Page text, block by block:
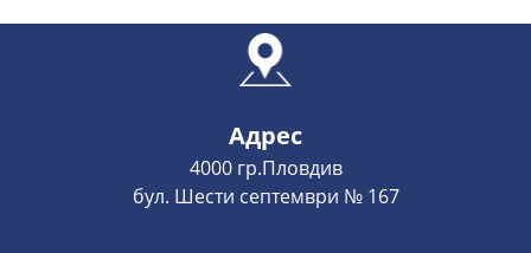
Адрес
4000 гр.Пловдив
бул. Шести септември № 167